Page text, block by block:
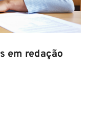
em redação